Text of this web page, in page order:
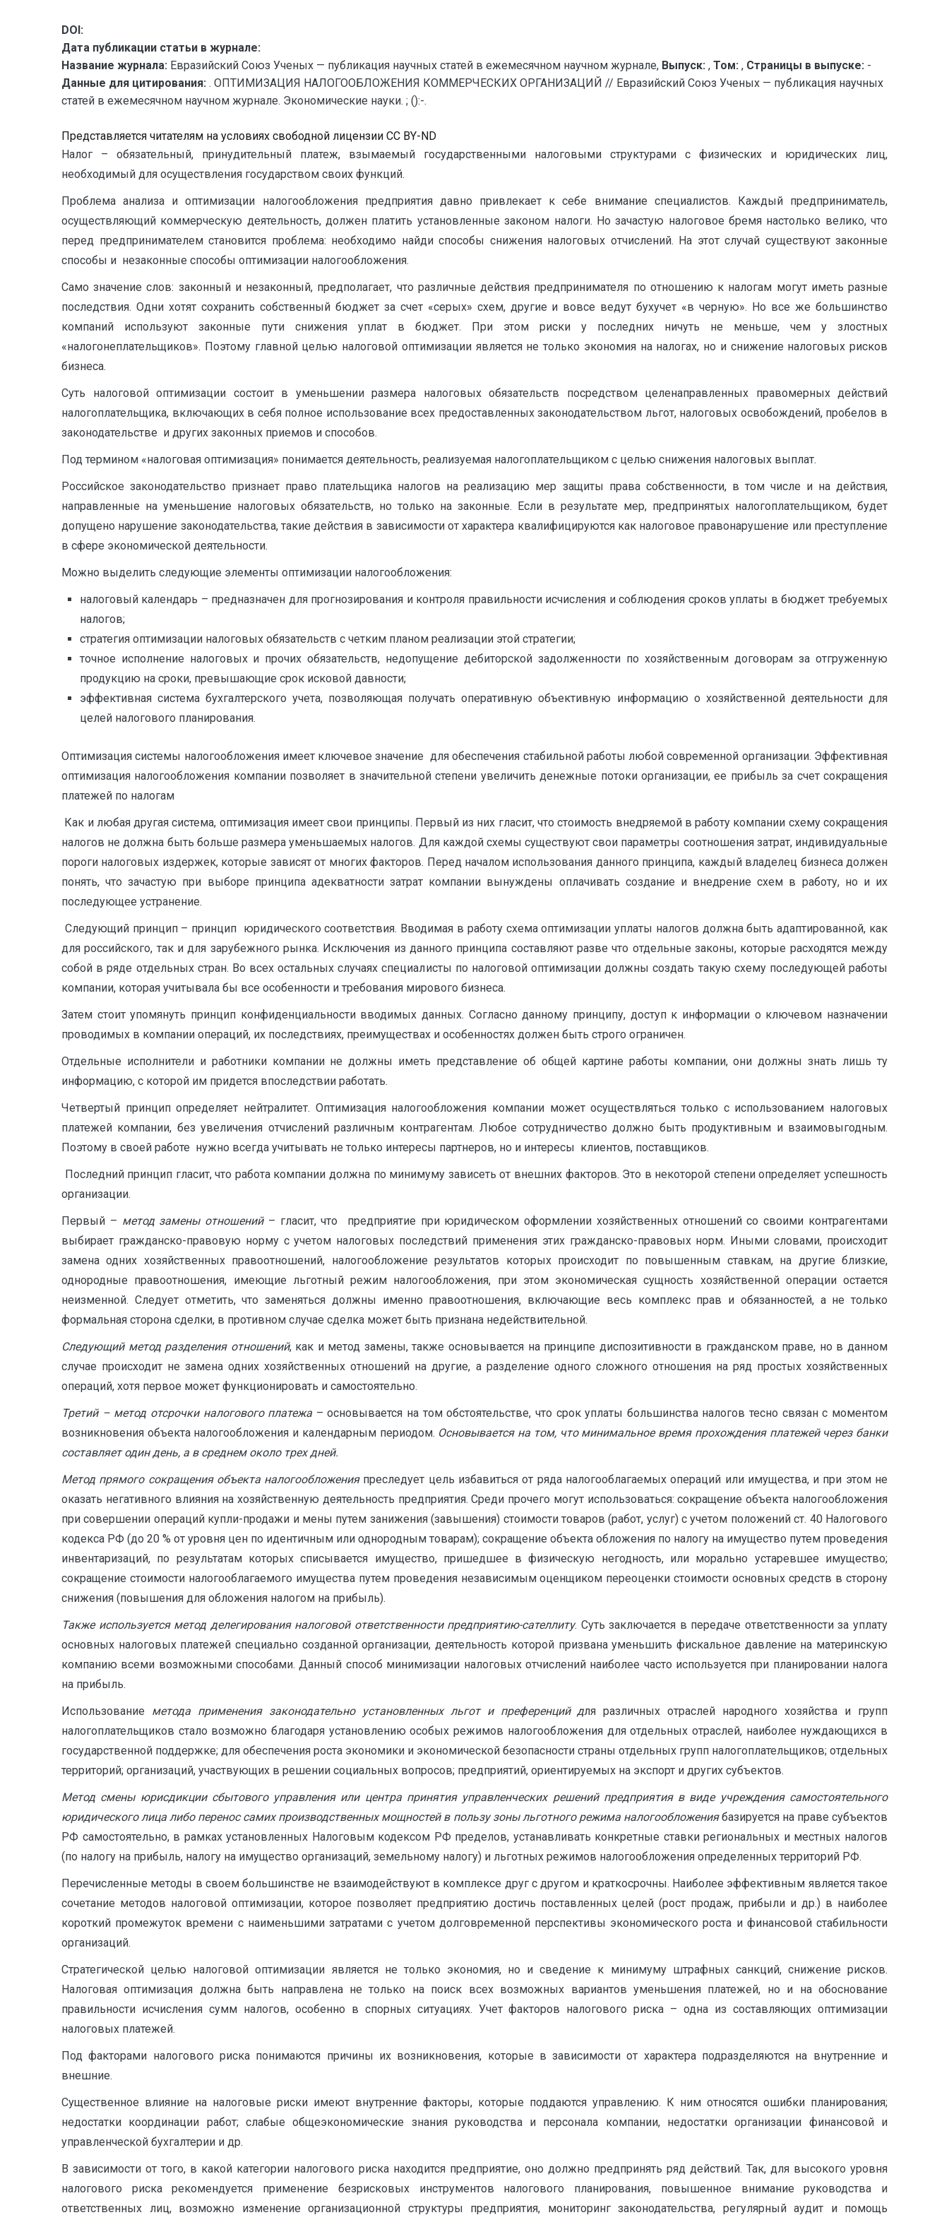
DOI:
Дата публикации статьи в журнале:
Название журнала: Евразийский Союз Ученых — публикация научных статей в ежемесячном научном журнале, Выпуск: , Том: , Страницы в выпуске: -
Данные для цитирования: . ОПТИМИЗАЦИЯ НАЛОГООБЛОЖЕНИЯ КОММЕРЧЕСКИХ ОРГАНИЗАЦИЙ // Евразийский Союз Ученых — публикация научных
статей в ежемесячном научном журнале. Экономические науки. ; ():-.
Представляется читателям на условиях свободной лицензии CC BY-ND
Налог – обязательный, принудительный платеж, взымаемый государственными налоговыми структурами с физических и юридических лиц,
необходимый для осуществления государством своих функций.
Проблема анализа и оптимизации налогообложения предприятия давно привлекает к себе внимание специалистов. Каждый предприниматель,
осуществляющий коммерческую деятельность, должен платить установленные законом налоги. Но зачастую налоговое бремя настолько велико, что
перед предпринимателем становится проблема: необходимо найди способы снижения налоговых отчислений. На этот случай существуют законные
способы и незаконные способы оптимизации налогообложения.
Само значение слов: законный и незаконный, предполагает, что различные действия предпринимателя по отношению к налогам могут иметь разные
последствия. Одни хотят сохранить собственный бюджет за счет «серых» схем, другие и вовсе ведут бухучет «в черную». Но все же большинство
компаний используют законные пути снижения уплат в бюджет. При этом риски у последних ничуть не меньше, чем у злостных
«налогонеплательщиков». Поэтому главной целью налоговой оптимизации является не только экономия на налогах, но и снижение налоговых рисков
бизнеса.
Суть налоговой оптимизации состоит в уменьшении размера налоговых обязательств посредством целенаправленных правомерных действий
налогоплательщика, включающих в себя полное использование всех предоставленных законодательством льгот, налоговых освобождений, пробелов в
законодательстве и других законных приемов и способов.
Под термином «налоговая оптимизация» понимается деятельность, реализуемая налогоплательщиком с целью снижения налоговых выплат.
Российское законодательство признает право плательщика налогов на реализацию мер защиты права собственности, в том числе и на действия,
направленные на уменьшение налоговых обязательств, но только на законные. Если в результате мер, предпринятых налогоплательщиком, будет
допущено нарушение законодательства, такие действия в зависимости от характера квалифицируются как налоговое правонарушение или преступление
в сфере экономической деятельности.
Можно выделить следующие элементы оптимизации налогообложения:
налоговый календарь – предназначен для прогнозирования и контроля правильности исчисления и соблюдения сроков уплаты в бюджет требуемых
налогов;
стратегия оптимизации налоговых обязательств с четким планом реализации этой стратегии;
точное исполнение налоговых и прочих обязательств, недопущение дебиторской задолженности по хозяйственным договорам за отгруженную
продукцию на сроки, превышающие срок исковой давности;
эффективная система бухгалтерского учета, позволяющая получать оперативную объективную информацию о хозяйственной деятельности для
целей налогового планирования.
Оптимизация системы налогообложения имеет ключевое значение для обеспечения стабильной работы любой современной организации. Эффективная
оптимизация налогообложения компании позволяет в значительной степени увеличить денежные потоки организации, ее прибыль за счет сокращения
платежей по налогам
Как и любая другая система, оптимизация имеет свои принципы. Первый из них гласит, что стоимость внедряемой в работу компании схему сокращения
налогов не должна быть больше размера уменьшаемых налогов. Для каждой схемы существуют свои параметры соотношения затрат, индивидуальные
пороги налоговых издержек, которые зависят от многих факторов. Перед началом использования данного принципа, каждый владелец бизнеса должен
понять, что зачастую при выборе принципа адекватности затрат компании вынуждены оплачивать создание и внедрение схем в работу, но и их
последующее устранение.
Следующий принцип – принцип юридического соответствия. Вводимая в работу схема оптимизации уплаты налогов должна быть адаптированной, как
для российского, так и для зарубежного рынка. Исключения из данного принципа составляют разве что отдельные законы, которые расходятся между
собой в ряде отдельных стран. Во всех остальных случаях специалисты по налоговой оптимизации должны создать такую схему последующей работы
компании, которая учитывала бы все особенности и требования мирового бизнеса.
Затем стоит упомянуть принцип конфиденциальности вводимых данных. Согласно данному принципу, доступ к информации о ключевом назначении
проводимых в компании операций, их последствиях, преимуществах и особенностях должен быть строго ограничен.
Отдельные исполнители и работники компании не должны иметь представление об общей картине работы компании, они должны знать лишь ту
информацию, с которой им придется впоследствии работать.
Четвертый принцип определяет нейтралитет. Оптимизация налогообложения компании может осуществляться только с использованием налоговых
платежей компании, без увеличения отчислений различным контрагентам. Любое сотрудничество должно быть продуктивным и взаимовыгодным.
Поэтому в своей работе нужно всегда учитывать не только интересы партнеров, но и интересы клиентов, поставщиков.
Последний принцип гласит, что работа компании должна по минимуму зависеть от внешних факторов. Это в некоторой степени определяет успешность
организации.
Первый – метод замены отношений– гласит, что предприятие при юридическом оформлении хозяйственных отношений со своими контрагентами
выбирает гражданско-правовую норму с учетом налоговых последствий применения этих гражданско-правовых норм. Иными словами, происходит
замена одних хозяйственных правоотношений, налогообложение результатов которых происходит по повышенным ставкам, на другие близкие,
однородные правоотношения, имеющие льготный режим налогообложения, при этом экономическая сущность хозяйственной операции остается
неизменной. Следует отметить, что заменяться должны именно правоотношения, включающие весь комплекс прав и обязанностей, а не только
формальная сторона сделки, в противном случае сделка может быть признана недействительной.
Следующий метод разделения отношений, как и метод замены, также основывается на принципе диспозитивности в гражданском праве, но в данном
случае происходит не замена одних хозяйственных отношений на другие, а разделение одного сложного отношения на ряд простых хозяйственных
операций, хотя первое может функционировать и самостоятельно.
Третий – метод отсрочки налогового платежа – основывается на том обстоятельстве, что срок уплаты большинства налогов тесно связан с моментом
возникновения объекта налогообложения и календарным периодом. Основывается на том, что минимальное время прохождения платежей через банки
составляет один день, а в среднем около трех дней.
Метод прямого сокращения объекта налогообложенияпреследует цель избавиться от ряда налогооблагаемых операций или имущества, и при этом не
оказать негативного влияния на хозяйственную деятельность предприятия. Среди прочего могут использоваться: сокращение объекта налогообложения
при совершении операций купли-продажи и мены путем занижения (завышения) стоимости товаров (работ, услуг) с учетом положений ст. 40 Налогового
кодекса РФ (до 20 % от уровня цен по идентичным или однородным товарам); сокращение объекта обложения по налогу на имущество путем проведения
инвентаризаций, по результатам которых списывается имущество, пришедшее в физическую негодность, или морально устаревшее имущество;
сокращение стоимости налогооблагаемого имущества путем проведения независимым оценщиком переоценки стоимости основных средств в сторону
снижения (повышения для обложения налогом на прибыль).
Также используется метод делегирования налоговой ответственности предприятию-сателлиту. Суть заключается в передаче ответственности за уплату
основных налоговых платежей специально созданной организации, деятельность которой призвана уменьшить фискальное давление на материнскую
компанию всеми возможными способами. Данный способ минимизации налоговых отчислений наиболее часто используется при планировании налога
на прибыль.
Использование метода применения законодательно установленных льгот и преференций для различных отраслей народного хозяйства и групп
налогоплательщиков стало возможно благодаря установлению особых режимов налогообложения для отдельных отраслей, наиболее нуждающихся в
государственной поддержке; для обеспечения роста экономики и экономической безопасности страны отдельных групп налогоплательщиков; отдельных
территорий; организаций, участвующих в решении социальных вопросов; предприятий, ориентируемых на экспорт и других субъектов.
Метод смены юрисдикции сбытового управления или центра принятия управленческих решений предприятия в виде учреждения самостоятельного
юридического лица либо перенос самих производственных мощностей в пользу зоны льготного режима налогообложениябазируется на праве субъектов
РФ самостоятельно, в рамках установленных Налоговым кодексом РФ пределов, устанавливать конкретные ставки региональных и местных налогов
(по налогу на прибыль, налогу на имущество организаций, земельному налогу) и льготных режимов налогообложения определенных территорий РФ.
Перечисленные методы в своем большинстве не взаимодействуют в комплексе друг с другом и краткосрочны. Наиболее эффективным является такое
сочетание методов налоговой оптимизации, которое позволяет предприятию достичь поставленных целей (рост продаж, прибыли и др.) в наиболее
короткий промежуток времени с наименьшими затратами с учетом долговременной перспективы экономического роста и финансовой стабильности
организаций.
Стратегической целью налоговой оптимизации является не только экономия, но и сведение к минимуму штрафных санкций, снижение рисков.
Налоговая оптимизация должна быть направлена не только на поиск всех возможных вариантов уменьшения платежей, но и на обоснование
правильности исчисления сумм налогов, особенно в спорных ситуациях. Учет факторов налогового риска – одна из составляющих оптимизации
налоговых платежей.
Под факторами налогового риска понимаются причины их возникновения, которые в зависимости от характера подразделяются на внутренние и
внешние.
Существенное влияние на налоговые риски имеют внутренние факторы, которые поддаются управлению. К ним относятся ошибки планирования;
недостатки координации работ; слабые общеэкономические знания руководства и персонала компании, недостатки организации финансовой и
управленческой бухгалтерии и др.
В зависимости от того, в какой категории налогового риска находится предприятие, оно должно предпринять ряд действий. Так, для высокого уровня
налогового риска рекомендуется применение безрисковых инструментов налогового планирования, повышенное внимание руководства и
ответственных лиц, возможно изменение организационной структуры предприятия, мониторинг законодательства, регулярный аудит и помощь